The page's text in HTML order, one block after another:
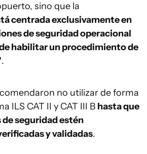
sino que la
centrada exclusivamente en
de seguridad operacional
habilitar un procedimiento de
.
no utilizar de forma
ILS CAT II y CAT III B hasta que
seguridad estén
y validadas.